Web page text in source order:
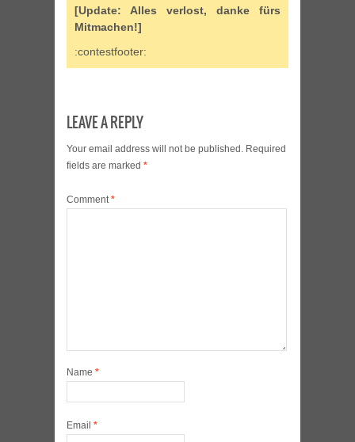
[Update: Alles verlost, danke fürs
Mitmachen!]
:contestfooter:
LEAVE A REPLY
Your email address will not be published. Required
fields are marked *
Comment*
Name *
Email *